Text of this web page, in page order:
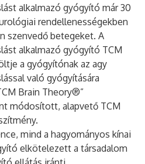
alkalmazó gyógyító már 30
rendellenességekben
szenvedő betegeket. A
alkalmazó gyógyító TCM
a gyógyítónak az agy
való gyógyítására
Brain Theory®”
módosított, alapvető TCM
mind a hagyományos kínai
elkötelezett a társadalom